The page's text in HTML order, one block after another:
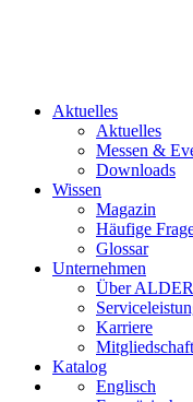
Aktuelles
Aktuelles
Messen &
Downloads
Wissen
Magazin
Häufige
Glossar
Unternehmen
Über
Karriere
Katalog
Englisch